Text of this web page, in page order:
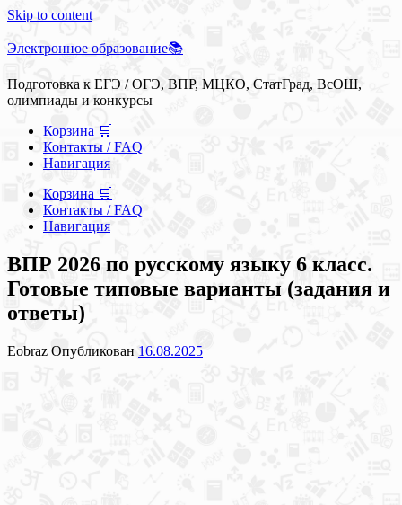
Skip to content
Электронное образование📚
Подготовка к ЕГЭ / ОГЭ, ВПР, МЦКО, СтатГрад, ВсОШ,
олимпиады и конкурсы
Корзина 🛒
Контакты / FAQ
Навигация
Корзина 🛒
Контакты / FAQ
Навигация
ВПР 2026 по русскому языку 6 класс.
Готовые типовые варианты (задания и
ответы)
Eobraz Опубликован 16.08.2025